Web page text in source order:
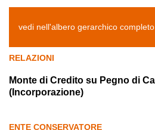
vedi nell'albero gerarchico completo
RELAZIONI
Monte di Credito su Pegno di
(Incorporazione)
ENTE CONSERVATORE